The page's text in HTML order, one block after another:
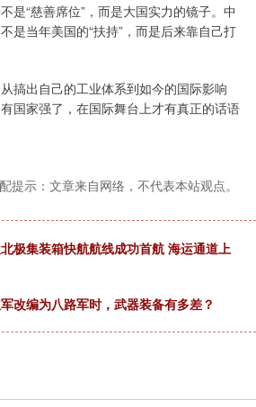
是“慈善席位”，而是大国实力的镜子。中
是当年美国的“扶持”，而是后来靠自己打
搞出自己的工业体系到如今的国际影响
国家强了，在国际舞台上才有真正的话语
提示：文章来自网络，不代表本站观点。
极集装箱快航航线成功首航 海运通道上
改编为八路军时，武器装备有多差？